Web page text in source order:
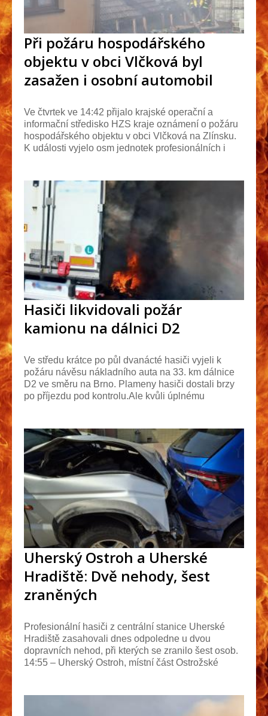
Při požáru hospodářského
objektu v obci Vlčková byl
zasažen i osobní automobil
Ve čtvrtek ve 14:42 přijalo krajské operační a
informační středisko HZS kraje oznámení o požáru
hospodářského objektu v obci Vlčková na Zlínsku.
K události vyjelo osm jednotek profesionálních i
Hasiči likvidovali požár
kamionu na dálnici D2
Ve středu krátce po půl dvanácté hasiči vyjeli k
požáru návěsu nákladního auta na 33. km dálnice
D2 ve směru na Brno. Plameny hasiči dostali brzy
po příjezdu pod kontrolu.Ale kvůli úplnému
Uherský Ostroh a Uherské
Hradiště: Dvě nehody, šest
zraněných
Profesionální hasiči z centrální stanice Uherské
Hradiště zasahovali dnes odpoledne u dvou
dopravních nehod, při kterých se zranilo šest osob.
14:55 – Uherský Ostroh, místní část Ostrožské